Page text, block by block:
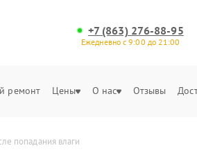
+7 (863) 276-88-95
Ежедневно с 9:00 до 21:00
ремонт Цены О нас Отзывы
попадания влаги